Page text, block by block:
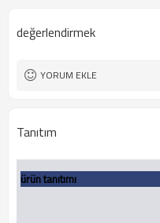
Başvuru
değerlendirmek
YORUM EKLE
Tanıtım
ürün tanıtımı